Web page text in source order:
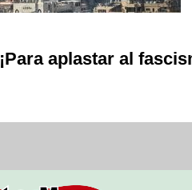
¡Para aplastar al